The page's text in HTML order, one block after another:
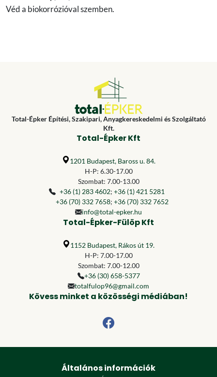
Véd a biokorrózióval szemben.
Total-Épker Építési, Szakipari, Anyagkereskedelmi és Szolgáltató
Kft.
Total-Épker Kft
1201 Budapest, Baross u. 84.
H-P: 6.30-17.00
Szombat: 7.00-13.00
+36 (1) 283 4602; +36 (1) 421 5281
+36 (70) 332 7658; +36 (70) 332 7652
info@total-epker.hu
Total-Épker-Fülöp Kft
1152 Budapest, Rákos út 19.
H-P: 7.00-17.00
Szombat: 7.00-12.00
+36 (30) 658-5377
totalfulop96@gmail.com
Kövess minket a közösségi médiában!
Általános információk